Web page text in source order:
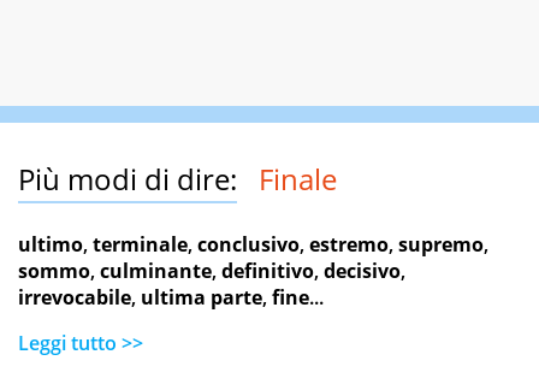
Più modi di dire: Finale
ultimo,terminale,conclusivo,estremo,supremo,
sommo,culminante,definitivo,decisivo,
irrevocabile, ultima parte,fine...
Leggi tutto >>